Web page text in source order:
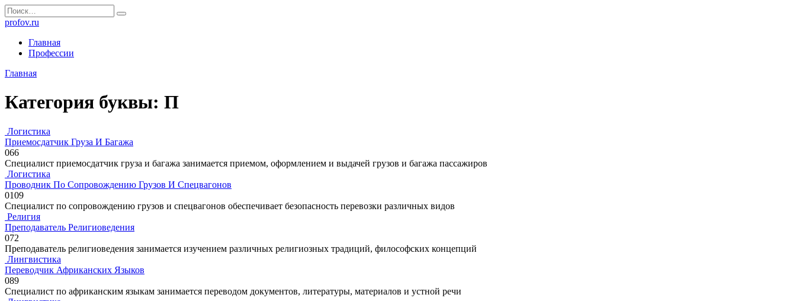
Перейти
к
содержанию
Search
for:
profov.ru
Главная
Профессии
Главная
Категория буквы: П
Логистика
Приемосдатчик Груза И Багажа
066
Специалист приемосдатчик груза и багажа занимается приемом, оформлением и выдачей грузов и багажа пассажиров
Логистика
Проводник По Сопровождению Грузов И Спецвагонов
0109
Специалист по сопровождению грузов и спецвагонов обеспечивает безопасность перевозки различных видов
Религия
Преподаватель Религиоведения
072
Преподаватель религиоведения занимается изучением различных религиозных традиций, философских концепций
Лингвистика
Переводчик Африканских Языков
089
Специалист по африканским языкам занимается переводом документов, литературы, материалов и устной речи